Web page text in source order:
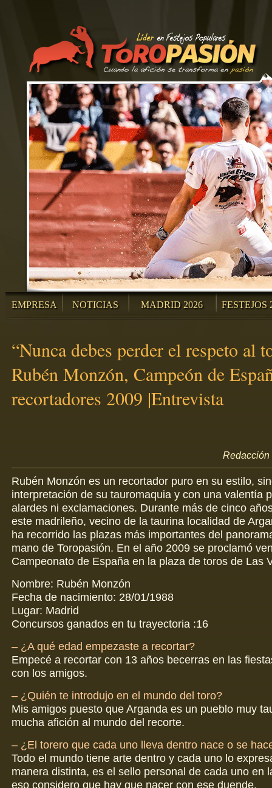
EMPRESA NOTICIAS MADRID 2026 FESTEJOS
“Nunca debes perder el respeto al
Rubén Monzón, Campeón de
recortadores 2009 |Entrevista
Redacción
Rubén Monzón es un recortador puro en su estilo,
interpretación de su tauromaquia y con una valentía
alardes ni exclamaciones. Durante más de cinco
este madrileño, vecino de la taurina localidad de
ha recorrido las plazas más importantes del
mano de Toropasión. En el año 2009 se proclamó
Campeonato de España en la plaza de toros de Las
Nombre: Rubén Monzón
Fecha de nacimiento: 28/01/1988
Lugar: Madrid
Concursos ganados en tu trayectoria :16
– ¿A qué edad empezaste a recortar?
Empecé a recortar con 13 años becerras en las
con los amigos.
– ¿Quién te introdujo en el mundo del toro?
Mis amigos puesto que Arganda es un pueblo muy
mucha afición al mundo del recorte.
– ¿El torero que cada uno lleva dentro nace o se
Todo el mundo tiene arte dentro y cada uno lo
manera distinta, es el sello personal de cada uno en
eso considero que hay que nacer con ese duende.